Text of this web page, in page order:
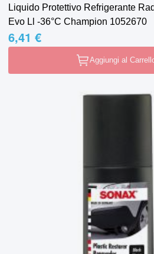
Liquido Protettivo Refrigerante
Evo Ll -36°C Champion 1052670
6,41 €
Aggiungi al